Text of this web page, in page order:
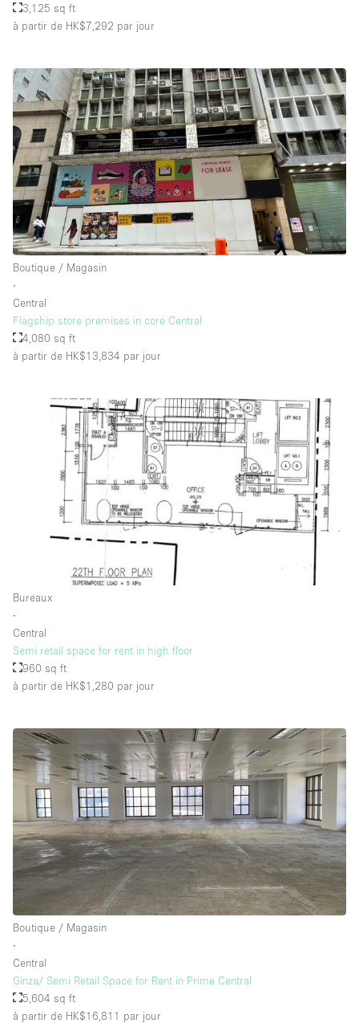
3,125 sq ft
à partir de HK$7,292 par jour
Boutique / Magasin
∙
Central
Flagship store premises in core Central
4,080 sq ft
à partir de HK$13,834 par jour
Bureaux
∙
Central
Semi retail space for rent in high floor
960 sq ft
à partir de HK$1,280 par jour
Boutique / Magasin
∙
Central
Ginza/ Semi Retail Space for Rent in Prime Central
5,604 sq ft
à partir de HK$16,811 par jour